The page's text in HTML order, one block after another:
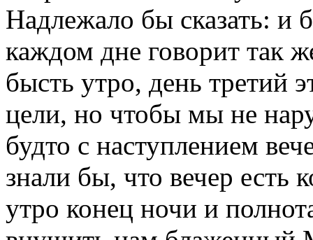
Надлежало бы сказать: и
каждом дне говорит так
бысть утро, день третий
цели, но чтобы мы не
будто с наступлением
знали бы, что вечер есть
утро конец ночи и